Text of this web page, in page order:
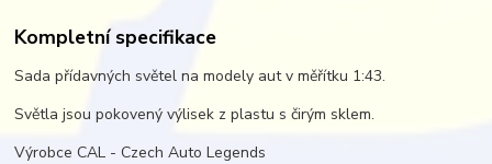
Kompletní specifikace
Sada přídavných světel na modely aut v měřítku 1:43.
Světla jsou pokovený výlisek z plastu s čirým sklem.
Výrobce CAL - Czech Auto Legends